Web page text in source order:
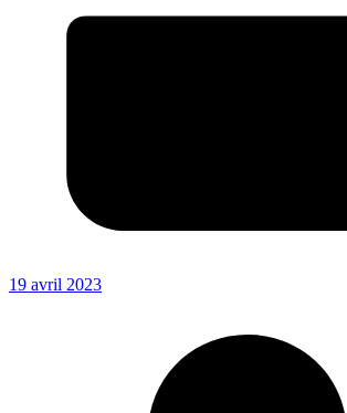
19 avril 2023